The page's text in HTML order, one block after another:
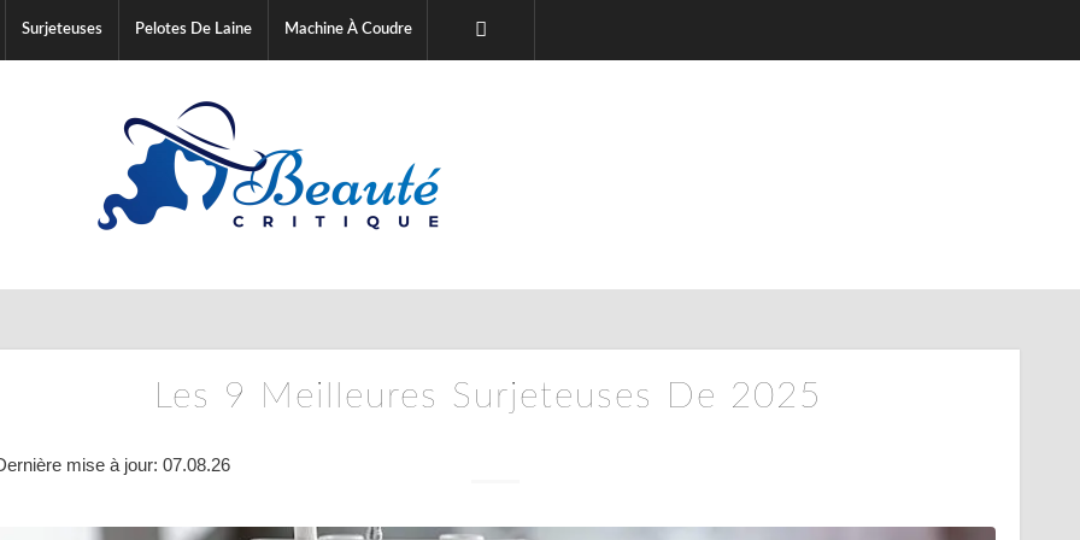
Surjeteuses Pelotes De Laine Machine À Coudre
Les 9 Meilleures Surjeteuses De 2025
mise à jour: 07.08.26